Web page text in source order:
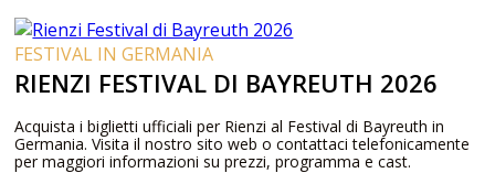
FESTIVAL IN GERMANIA
RIENZI FESTIVAL DI BAYREUTH 2026
Acquista i biglietti ufficiali per Rienzi al Festival di Bayreuth in
Germania. Visita il nostro sito web o contattaci telefonicamente
per maggiori informazioni su prezzi, programma e cast.